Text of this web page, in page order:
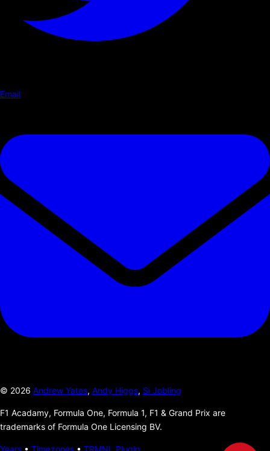
Email
© 2026 Andrew Yates, Andy Higgs, Si Jobling
F1 Acadamy, Formula One, Formula 1, F1 & Grand Prix are
trademarks of Formula One Licensing BV.
Years • Timezones • TRMNL Plugin